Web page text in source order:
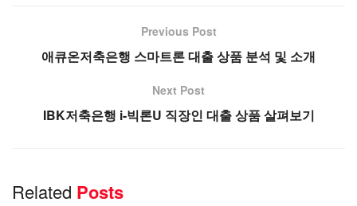
Previous Post
애큐온저축은행 스마트론 대출 상품 분석 및 소개
Next Post
IBK저축은행 i-빅론U 직장인 대출 상품 살펴보기
Related Posts